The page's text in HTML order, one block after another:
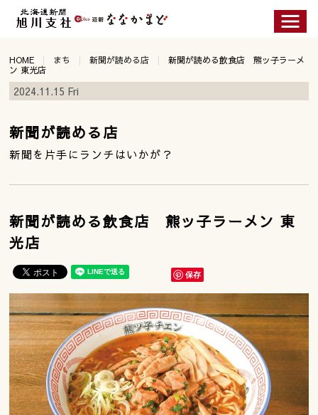
HOME まち 新聞が読める店
新聞が読める飲食店 熊ッ子ラーメ
ン 東光店
2024.11.15 Fri
新聞が読める店
新聞を片手にランチはいかが？
新聞が読める飲食店 熊ッ子ラーメン 東
光店
保存